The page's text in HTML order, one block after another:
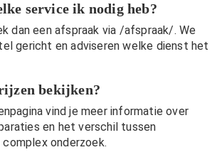
service ik nodig heb?
dan een afspraak via /afspraak/. We
gericht en adviseren welke dienst het
bekijken?
vind je meer informatie over
en het verschil tussen
onderzoek.